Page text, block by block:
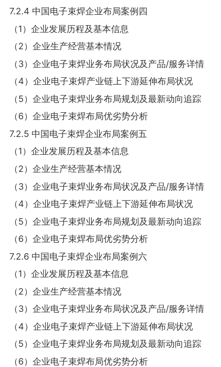
7.2.4 中国电子束焊企业布局案例四
（1）企业发展历程及基本信息
（2）企业生产经营基本情况
（3）企业电子束焊业务布局状况及产品/服务详情
（4）企业电子束焊产业链上下游延伸布局状况
（5）企业电子束焊业务布局规划及最新动向追踪
（6）企业电子束焊布局优劣势分析
7.2.5 中国电子束焊企业布局案例五
（1）企业发展历程及基本信息
（2）企业生产经营基本情况
（3）企业电子束焊业务布局状况及产品/服务详情
（4）企业电子束焊产业链上下游延伸布局状况
（5）企业电子束焊业务布局规划及最新动向追踪
（6）企业电子束焊布局优劣势分析
7.2.6 中国电子束焊企业布局案例六
（1）企业发展历程及基本信息
（2）企业生产经营基本情况
（3）企业电子束焊业务布局状况及产品/服务详情
（4）企业电子束焊产业链上下游延伸布局状况
（5）企业电子束焊业务布局规划及最新动向追踪
（6）企业电子束焊布局优劣势分析